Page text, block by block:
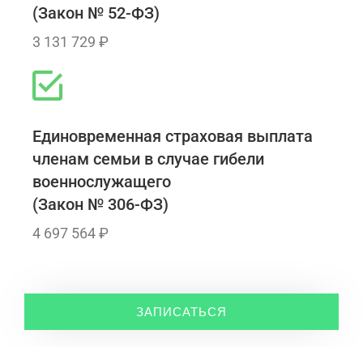
(Закон № 52-ФЗ)
3 131 729 ₽
Единовременная страховая выплата
членам семьи в случае гибели
военнослужащего
(Закон № 306-ФЗ)
4 697 564 ₽
ЗАПИСАТЬСЯ